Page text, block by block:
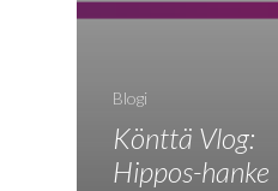
Blogi
Könttä Vlog:
Hippos-hanke